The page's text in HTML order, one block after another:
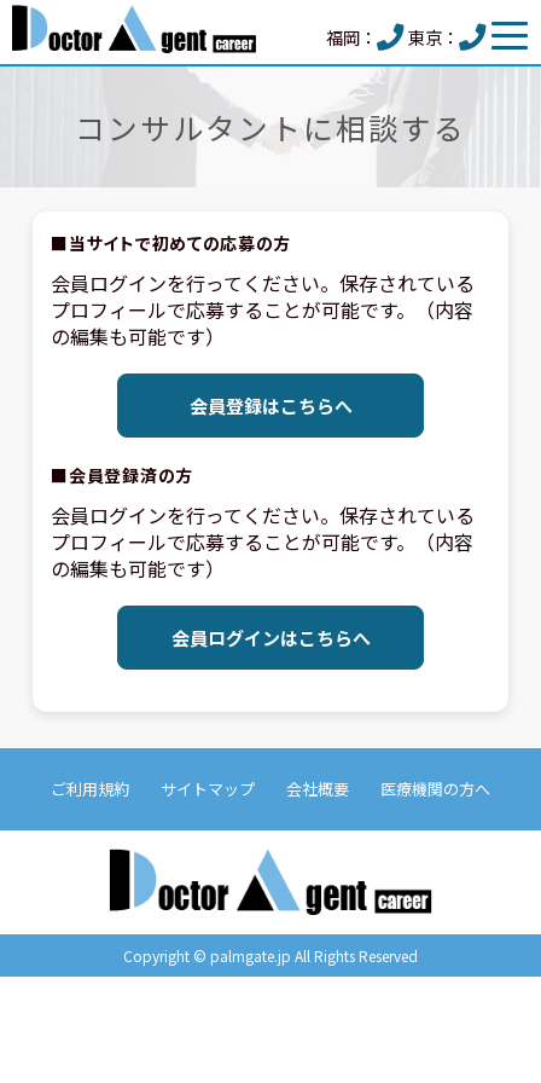
福岡： 東京：
コンサルタントに相談する
■当サイトで初めての応募の方
会員ログインを行ってください。保存されている
プロフィールで応募することが可能です。（内容
の編集も可能です）
会員登録はこちらへ
■会員登録済の方
会員ログインを行ってください。保存されている
プロフィールで応募することが可能です。（内容
の編集も可能です）
会員ログインはこちらへ
ご利用規約 サイトマップ 会社概要 医療機関の方へ
Copyright © palmgate.jp All Rights Reserved